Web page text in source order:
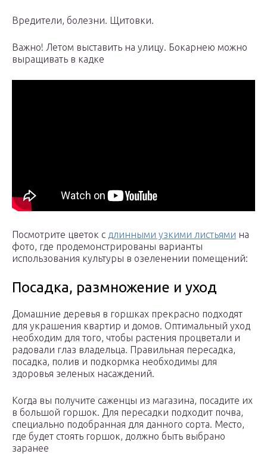
Вредители, болезни. Щитовки.
Важно! Летом выставить на улицу. Бокарнею можно
выращивать в кадке
Посмотрите цветок с длинными узкими листьями на
фото, где продемонстрированы варианты
использования культуры в озеленении помещений:
Посадка, размножение и уход
Домашние деревья в горшках прекрасно подходят
для украшения квартир и домов. Оптимальный уход
необходим для того, чтобы растения процветали и
радовали глаз владельца. Правильная пересадка,
посадка, полив и подкормка необходимы для
здоровья зеленых насаждений.
Когда вы получите саженцы из магазина, посадите их
в большой горшок. Для пересадки подходит почва,
специально подобранная для данного сорта. Место,
где будет стоять горшок, должно быть выбрано
заранее